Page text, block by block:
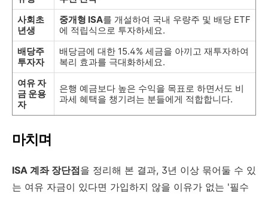
사회초
년생
중개형 ISA를 개설하여 국내 우량주 및 배당 ETF
에 적립식으로 투자하세요.
배당주
투자자
배당금에 대한 15.4% 세금을 아끼고 재투자하여
복리 효과를 극대화하세요.
여유 자
금 운용
자
은행 예금보다 높은 수익을 목표로 하면서도 비
과세 혜택을 챙기려는 분들에게 적합합니다.
마치며
ISA 계좌 장단점을 정리해 본 결과, 3년 이상 묶어둘 수 있
는 여유 자금이 있다면 가입하지 않을 이유가 없는 '필수